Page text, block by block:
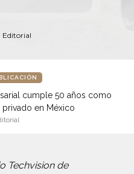
Editorial
cumple 50 años como
en México
Techvision de